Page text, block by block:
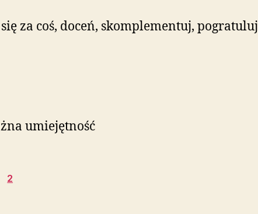
za coś, doceń, skomplementuj, pogratuluj
umiejętność
2